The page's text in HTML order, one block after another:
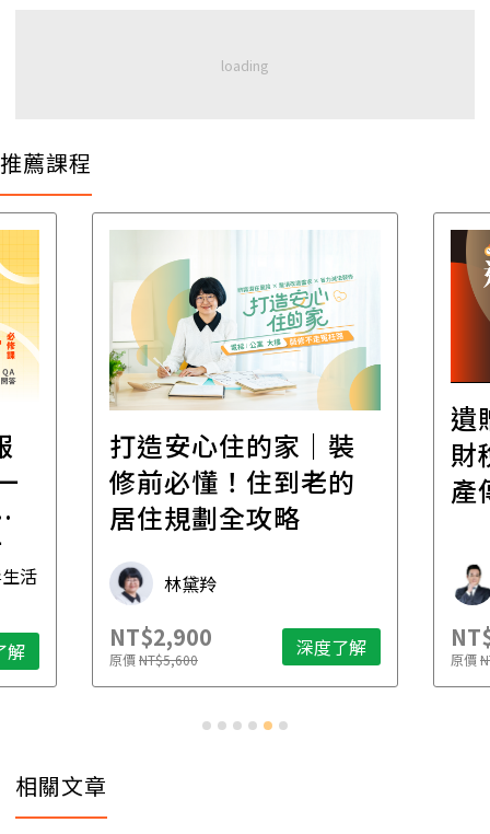
推薦課程
活
解
打造安心住的家｜裝
修前必懂！住到老的
居住規劃全攻略
林黛羚
NT$2,900
原價NT$5,600 深度了解
遺
財
產
原價
相關文章